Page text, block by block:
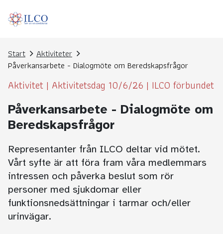
Start
Aktiviteter
Påverkansarbete - Dialogmöte om Beredskapsfrågor
Aktivitet | Aktivitetsdag 10/6/26 | ILCO förbundet
Påverkansarbete - Dialogmöte om
Beredskapsfrågor
Representanter från ILCO deltar vid mötet.
Vårt syfte är att föra fram våra medlemmars
intressen och påverka beslut som rör
personer med sjukdomar eller
funktionsnedsättningar i tarmar och/eller
urinvägar.